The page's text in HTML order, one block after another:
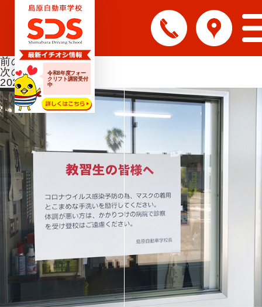
令和8年度フォー
クリフト講習受付
中
前の画像
次の画像
20200523-7